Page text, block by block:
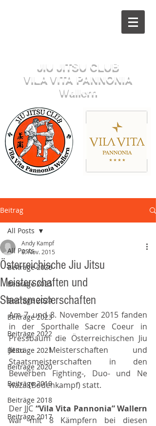
JIU JITSU CLUB
VILA VITA PANNONIA
Wallern
Beitrag
All Posts
Beiträge 2026
Beiträge 2025
Beiträge 2024
Beiträge 2023
Beiträge 2022
Beiträge 2021
Beiträge 2020
Beiträge 2019
Beiträge 2018
Beiträge 2017
All Posts
Österreichische Jiu Jitsu
Meisterschaften und
Staatsmeisterschaften
Andy Kampf
8. Nov. 2015
Am 7. und 8. November 2015 fanden
in der Sporthalle Sacre Coeur in
Pressbaum die Österreichischen Jiu
Jitsu Meisterschaften und
Staatsmeisterschaften in den
Bewerben Fighting-, Duo- und Ne
waza (Bodenkampf) statt.
Der JJC
war mit 8 Kämpfern bei diesen